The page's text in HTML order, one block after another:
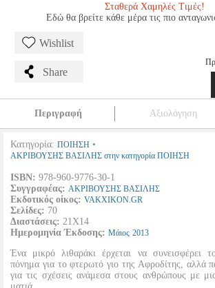
Σταθερά Χαμηλές Τιμές!
Εδώ θα βρείτε κάθε μέρα τις πιο
Wishlist
Share
Περιγραφή Αξιολόγηση
Κατηγορία: ΠΟΙΗΣΗ •
ΑΚΡΙΒΟΥΣΗΣ ΒΑΣΙΛΗΣ στην κατηγορία ΠΟΙΗΣΗ
ISBN: 978-960-9776-30-1
Συγγραφέας: ΑΚΡΙΒΟΥΣΗΣ ΒΑΣΙΛΗΣ
Εκδοτικός οίκος: VAKXIKON.GR
Σελίδες: 70
Διαστάσεις: 21Χ14
Ημερομηνία Έκδοσης: Μάιος 2013
Ένα μικρό λιθαράκι έρχεται να συνεισφέρει
πόνημα για το φτερωτό γιο της Αφροδίτης, αλλά
για τις σχέσεις ανάμεσα στους ανθρώπους με